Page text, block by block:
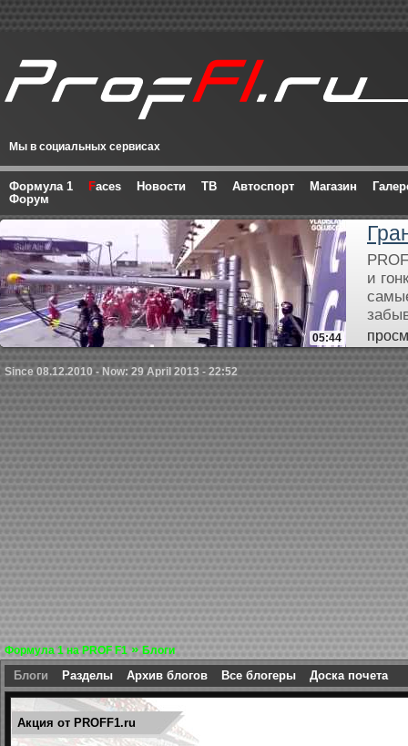
Мы в социальных сервисах
Формула 1 Faces Новости ТВ Автоспорт Магазин
Форум
05:44
и
Since 08.12.2010 - Now: 29 April 2013 - 22:52
Формула 1 на PROF F1 » Блоги
Блоги Разделы Архив блогов Все блогеры Доска почета
Акция от PROFF1.ru